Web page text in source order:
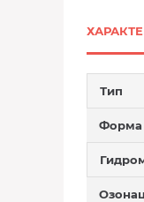
Тип
Форма